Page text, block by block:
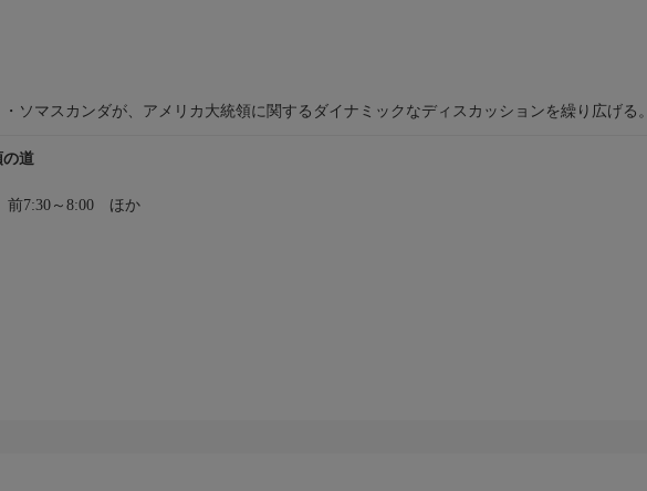
ソマスカンダが、アメリカ大統領に関するダイナミックなディスカッションを繰り広げる。
の道
前7:30～8:00 ほか